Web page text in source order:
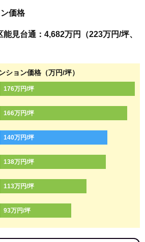
価格
見台通：4,682万円（223万円/坪、
ション価格（万円/坪）
176万円/坪
166万円/坪
140万円/坪
138万円/坪
113万円/坪
93万円/坪